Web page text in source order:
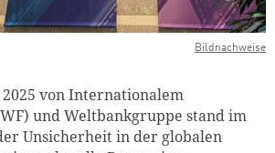
Bildnachweise
von Internationalem
und Weltbankgruppe stand im
Unsicherheit in der globalen